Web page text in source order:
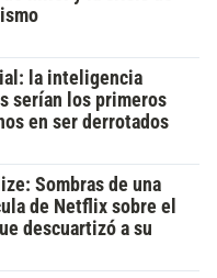
la inteligencia
serían los primeros
en ser derrotados
Sombras de una
de Netflix sobre el
descuartizó a su